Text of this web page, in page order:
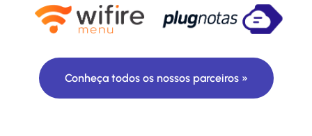
Conheça todos os nossos parceiros »